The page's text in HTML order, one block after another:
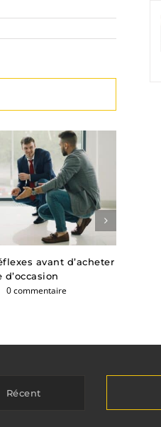
avant d’acheter
0 commentaire
Récent